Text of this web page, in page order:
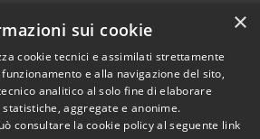
Copyright © 2026 • Comune di
Borgonovo Val Tidone •
×
sui cookie
cookie tecnici e assimilati strettamente
e alla navigazione del sito,
analitico al solo fine di elaborare
aggregate e anonime.
consultare la cookie policy al seguente link